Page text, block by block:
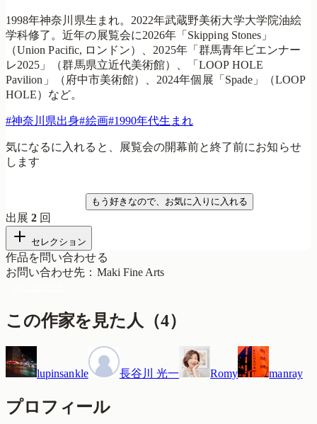
1998年神奈川県生まれ。2022年武蔵野美術大学大学院油絵
学科修了。近年の展覧会に2026年「Skipping Stones」
（Union Pacific, ロンドン）、2025年「群馬青年ビエンナー
レ2025」（群馬県立近代美術館）、「LOOP HOLE
Pavilion」（府中市美術館）、2024年個展「Spade」（LOOP
HOLE）など。
#神奈川県出身#絵画#1990年代生まれ
気になるに入れると、展覧会の開幕前と終了前にお知らせ
します
もう好きなので、お気に入りに入れる
出展2 回
セレクション
作品を問い合わせる
お問い合わせ先 ： Maki Fine Arts
この作家を見た人 （4）
lupinsankle 長谷川 光一 Romy manray
プロフィール